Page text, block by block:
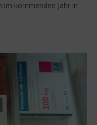
im kommenden Jahr in